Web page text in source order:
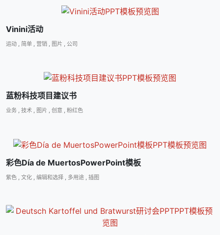
Vinini活动
运动 , 简单 , 营销 , 图片 , 公司
蓝粉科技项目建议书
业务 , 技术 , 图片 , 创意 , 粉红色
彩色Día de MuertosPowerPoint模板
紫色 , 文化 , 编辑和选择 , 多用途 , 插图